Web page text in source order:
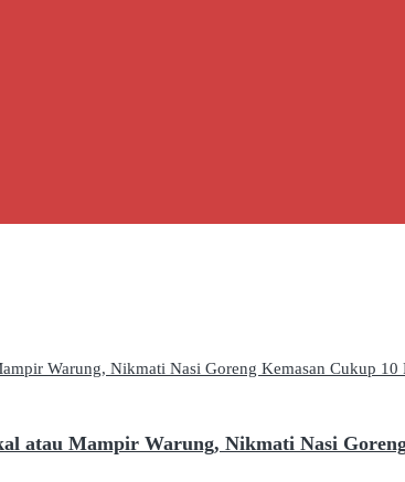
atau Mampir Warung, Nikmati Nasi